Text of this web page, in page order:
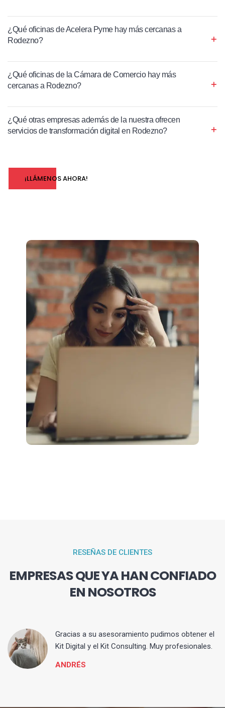
¿Qué oficinas de Acelera Pyme hay más cercanas a
Rodezno?
¿Qué oficinas de la Cámara de Comercio hay más
cercanas a Rodezno?
¿Qué otras empresas además de la nuestra ofrecen
servicios de transformación digital en Rodezno?
¡LLÁMENOS AHORA!
RESEÑAS DE CLIENTES
EMPRESAS QUE YA HAN CONFIADO
EN NOSOTROS
Gracias a su asesoramiento pudimos obtener el
Kit Digital y el Kit Consulting. Muy profesionales.
ANDRÉS